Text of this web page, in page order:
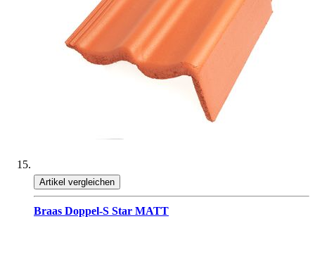
Artikel vergleichen
Braas Doppel-S Star MATT